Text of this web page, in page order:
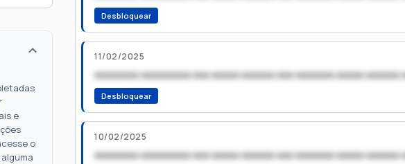
e
o
Desbloquear
11/02/2025
xxxxxxxx xxxxxxxxx xxx xxxxx xxxxxx xxx xxxxxxx xxxxx xxxxxx
Desbloquear
10/02/2025
xxxxxxxx xxxxxxxxx xxx xxxxx xxxxxx xxx xxxxxxx xxxxx xxxxxx